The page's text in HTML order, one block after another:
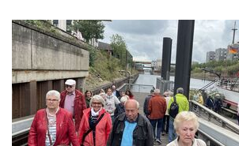
ZURÜCK
Datenschutzerklärung
Übersetzen
/
Translate
ZURÜCK